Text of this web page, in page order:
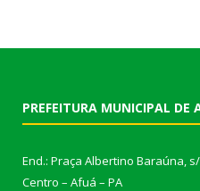
PREFEITURA MUNICIPAL DE
End.: Praça Albertino Baraúna,
Centro – Afuá – PA